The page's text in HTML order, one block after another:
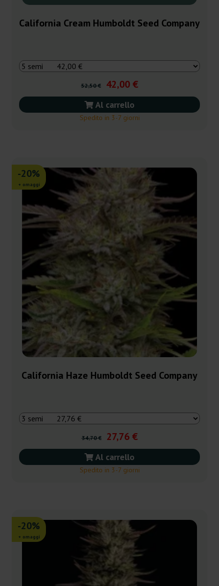
California Cream Humboldt Seed Company
52,50 € 42,00 €
Al carrello
Spedito in 3-7 giorni
-20%
+ omaggi
California Haze Humboldt Seed Company
34,70 € 27,76 €
Al carrello
Spedito in 3-7 giorni
-20%
+ omaggi